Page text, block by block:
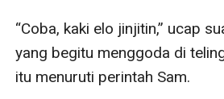
“Coba, kaki elo jinjitin,” ucap
yang begitu menggoda di
itu menuruti perintah Sam.